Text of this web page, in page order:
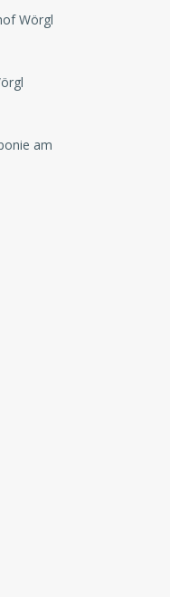
Wörgl
am